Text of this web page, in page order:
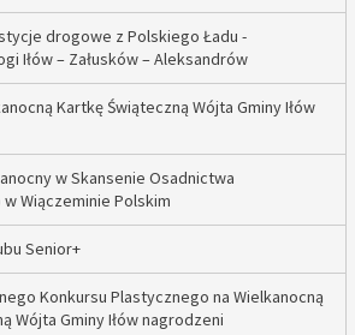
drogowe z Polskiego Ładu -
Iłów – Załusków – Aleksandrów
Kartkę Świąteczną Wójta Gminy Iłów
w Skansenie Osadnictwa
Wiączeminie Polskim
Senior+
Konkursu Plastycznego na Wielkanocną
Wójta Gminy Iłów nagrodzeni